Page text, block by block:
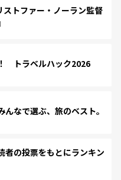
トファー・ノーラン監督
トラベルハック2026
なで選ぶ、旅のベスト。
の投票をもとにランキン